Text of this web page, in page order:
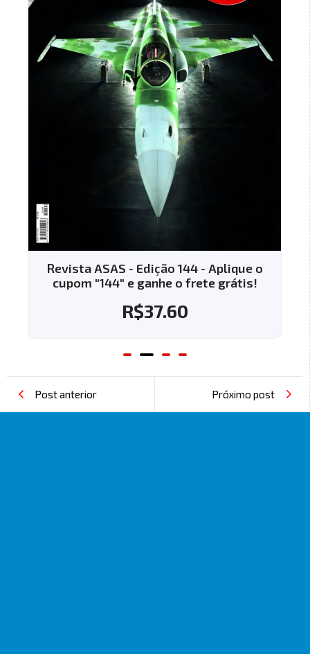
Revista ASAS - Edição 144 - Aplique o
cupom "144" e ganhe o frete grátis!
R$37.60
Post anterior Próximo post